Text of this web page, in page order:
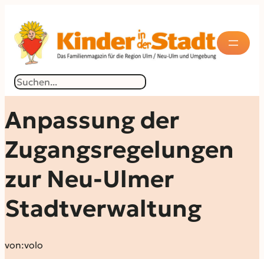
Suchen
Anpassung der
Zugangsregelungen
zur Neu-Ulmer
Stadtverwaltung
von:volo